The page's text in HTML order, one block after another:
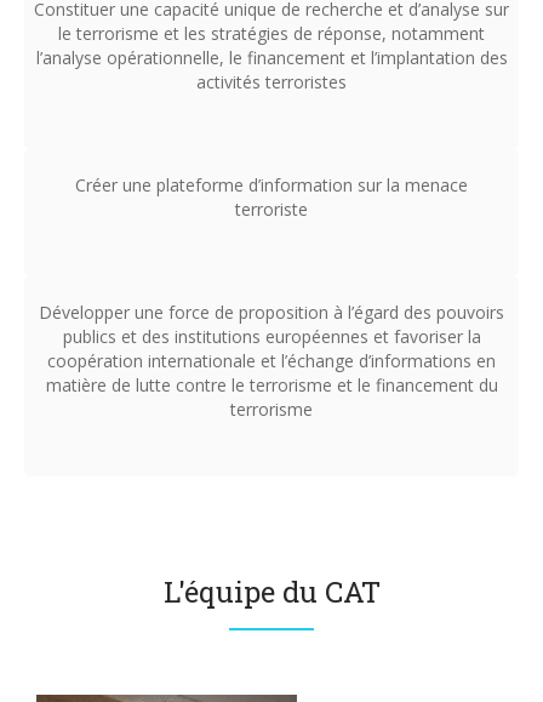
Constituer une capacité unique de recherche et d’analyse sur
le terrorisme et les stratégies de réponse, notamment
l’analyse opérationnelle, le financement et l’implantation des
activités terroristes
Créer une plateforme d’information sur la menace
terroriste
Développer une force de proposition à l’égard des pouvoirs
publics et des institutions européennes et favoriser la
coopération internationale et l’échange d’informations en
matière de lutte contre le terrorisme et le financement du
terrorisme
L'équipe du CAT